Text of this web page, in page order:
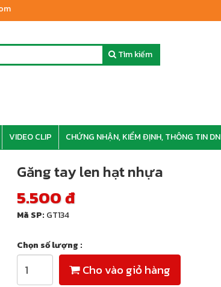
Tìm kiếm
VIDEO CLIP CHỨNG NHẬN, KIỂM ĐỊNH, THÔNG TIN DN
Găng tay len hạt nhựa
5.500 đ
Mã SP: GT134
Chọn số lượng :
Cho vào giỏ hàng